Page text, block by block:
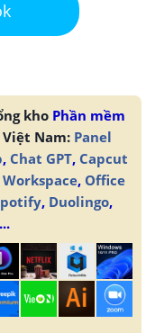
kho Phần mềm
Nam: Panel
, Chat GPT, Capcut
Workspace, Office
, Duolingo,